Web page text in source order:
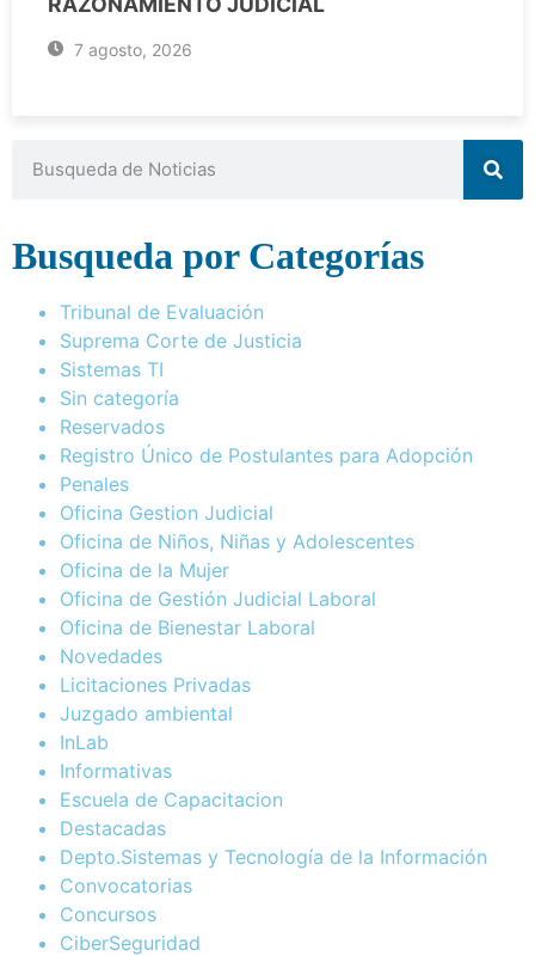
7 agosto, 2026
Busqueda por Categorías
Tribunal de Evaluación
Suprema Corte de Justicia
Sistemas TI
Sin categoría
Reservados
Registro Único de Postulantes para Adopción
Penales
Oficina Gestion Judicial
Oficina de Niños, Niñas y Adolescentes
Oficina de la Mujer
Oficina de Gestión Judicial Laboral
Oficina de Bienestar Laboral
Novedades
Licitaciones Privadas
Juzgado ambiental
InLab
Informativas
Escuela de Capacitacion
Destacadas
Depto.Sistemas y Tecnología de la Información
Convocatorias
Concursos
CiberSeguridad